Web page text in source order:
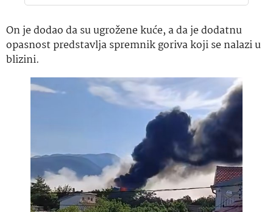
On je dodao da su ugrožene kuće, a da je dodatnu
opasnost predstavlja spremnik goriva koji se nalazi u
blizini.